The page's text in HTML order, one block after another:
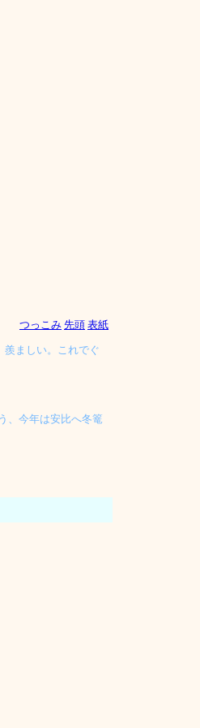
つっこみ 先頭 表紙
羨ましい。これでぐ
、今年は安比へ冬篭